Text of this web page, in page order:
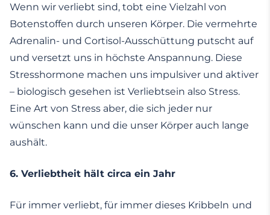
Wenn wir verliebt sind, tobt eine Vielzahl von
Botenstoffen durch unseren Körper. Die vermehrte
Adrenalin- und Cortisol-Ausschüttung putscht auf
und versetzt uns in höchste Anspannung. Diese
Stresshormone machen uns impulsiver und aktiver
– biologisch gesehen ist Verliebtsein also Stress.
Eine Art von Stress aber, die sich jeder nur
wünschen kann und die unser Körper auch lange
aushält.
6. Verliebtheit hält circa ein Jahr
Für immer verliebt, für immer dieses Kribbeln und